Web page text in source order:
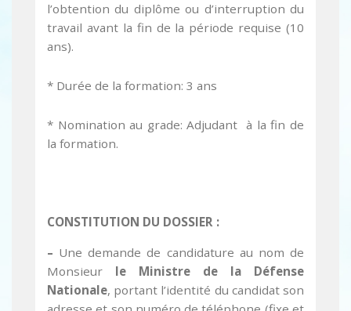
l’obtention du diplôme ou d’interruption du
travail avant la fin de la période requise (10
ans).
* Durée de la formation: 3 ans
* Nomination au grade: Adjudant à la fin de
la formation.
CONSTITUTION DU DOSSIER :
– Une demande de candidature au nom de
Monsieur le Ministre de la Défense
Nationale, portant l’identité du candidat son